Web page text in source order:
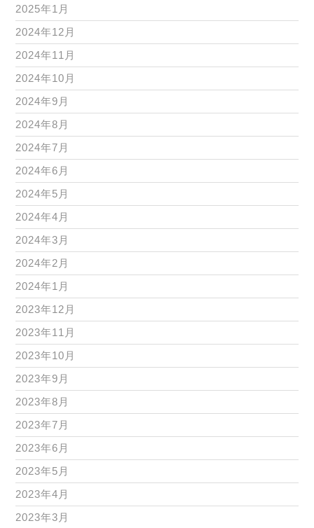
2025年1月
2024年12月
2024年11月
2024年10月
2024年9月
2024年8月
2024年7月
2024年6月
2024年5月
2024年4月
2024年3月
2024年2月
2024年1月
2023年12月
2023年11月
2023年10月
2023年9月
2023年8月
2023年7月
2023年6月
2023年5月
2023年4月
2023年3月